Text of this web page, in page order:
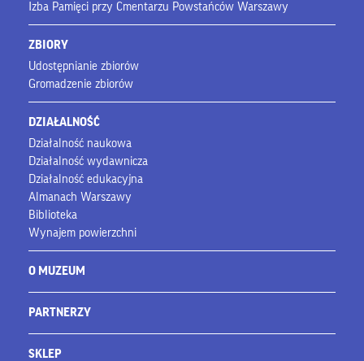
Izba Pamięci przy Cmentarzu Powstańców Warszawy
ZBIORY
Udostępnianie zbiorów
Gromadzenie zbiorów
DZIAŁALNOŚĆ
Działalność naukowa
Działalność wydawnicza
Działalność edukacyjna
Almanach Warszawy
Biblioteka
Wynajem powierzchni
O MUZEUM
PARTNERZY
SKLEP